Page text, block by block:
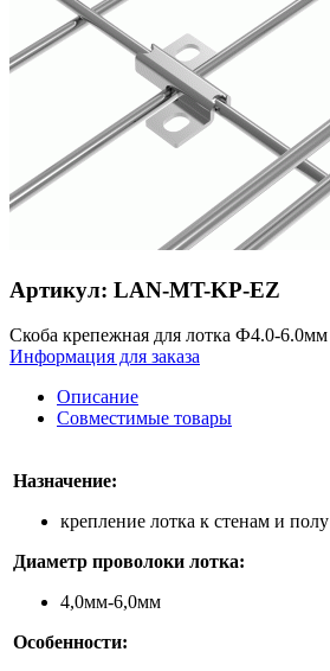
Артикул: LAN-MT-KP-EZ
Скоба крепежная для лотка Ф4.0-6.0мм
Информация для заказа
Описание
Совместимые товары
Назначение:
крепление лотка к стенам и полу
Диаметр проволоки лотка:
4,0мм-6,0мм
Особенности: